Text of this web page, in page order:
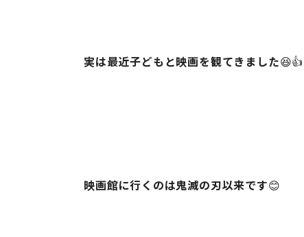
実は最近子どもと映画を観てきました😆👍
映画館に行くのは鬼滅の刃以来です😊